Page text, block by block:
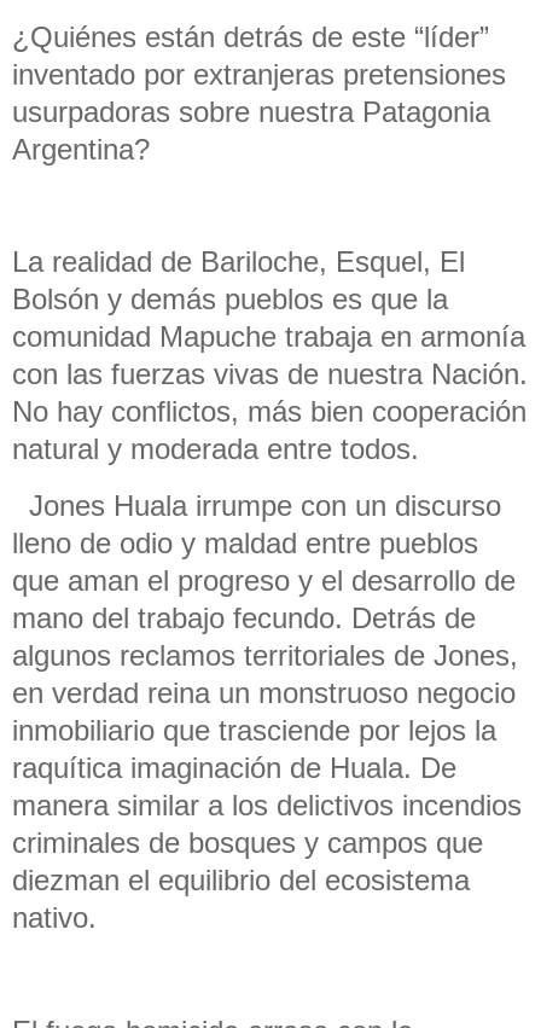
¿Quiénes están detrás de este “líder”
inventado por extranjeras pretensiones
usurpadoras sobre nuestra Patagonia
Argentina?
La realidad de Bariloche, Esquel, El
Bolsón y demás pueblos es que la
comunidad Mapuche trabaja en armonía
con las fuerzas vivas de nuestra Nación.
No hay conflictos, más bien cooperación
natural y moderada entre todos.
Jones Huala irrumpe con un discurso
lleno de odio y maldad entre pueblos
que aman el progreso y el desarrollo de
mano del trabajo fecundo. Detrás de
algunos reclamos territoriales de Jones,
en verdad reina un monstruoso negocio
inmobiliario que trasciende por lejos la
raquítica imaginación de Huala. De
manera similar a los delictivos incendios
criminales de bosques y campos que
diezman el equilibrio del ecosistema
nativo.